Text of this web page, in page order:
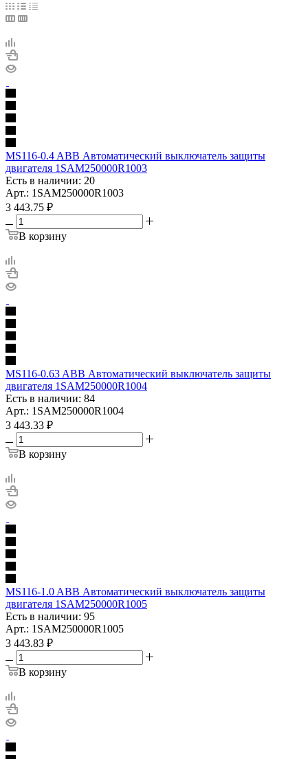
MS116-0.4 ABB Автоматический выключатель защиты
двигателя 1SAM250000R1003
Есть в наличии: 20
Арт.: 1SAM250000R1003
3 443.75 ₽
В корзину
MS116-0.63 ABB Автоматический выключатель защиты
двигателя 1SAM250000R1004
Есть в наличии: 84
Арт.: 1SAM250000R1004
3 443.33 ₽
В корзину
MS116-1.0 ABB Автоматический выключатель защиты
двигателя 1SAM250000R1005
Есть в наличии: 95
Арт.: 1SAM250000R1005
3 443.83 ₽
В корзину